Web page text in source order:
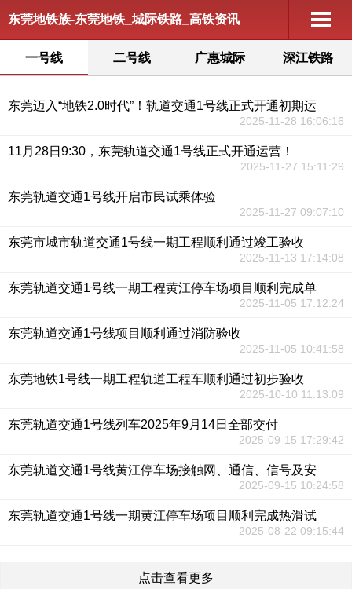
东莞地铁族-东莞地铁_城际铁路_高铁资讯
一号线 二号线 广惠城际 深江铁路
东莞迈入“地铁2.0时代”！轨道交通1号线正式开通初期运
2025-11-28 16:06:16
11月28日9:30，东莞轨道交通1号线正式开通运营！
2025-11-27 15:11:29
东莞轨道交通1号线开启市民试乘体验
2025-11-27 09:07:10
东莞市城市轨道交通1号线一期工程顺利通过竣工验收
2025-11-13 17:14:08
东莞轨道交通1号线一期工程黄江停车场项目顺利完成单
2025-11-05 17:12:24
东莞轨道交通1号线项目顺利通过消防验收
2025-11-05 10:41:58
东莞地铁1号线一期工程轨道工程车顺利通过初步验收
2025-10-10 11:13:09
东莞轨道交通1号线列车2025年9月14日全部交付
2025-09-15 17:29:42
东莞轨道交通1号线黄江停车场接触网、通信、信号及安
2025-09-15 10:24:58
东莞轨道交通1号线一期黄江停车场项目顺利完成热滑试
2025-08-22 09:15:44
点击查看更多